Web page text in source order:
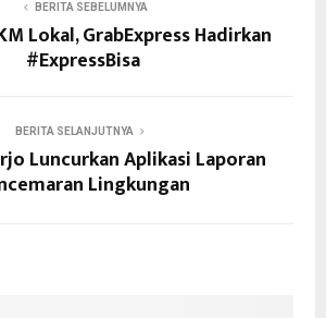
BERITA SEBELUMNYA
Lokal, GrabExpress Hadirkan
#ExpressBisa
BERITA SELANJUTNYA
Luncurkan Aplikasi Laporan
Lingkungan